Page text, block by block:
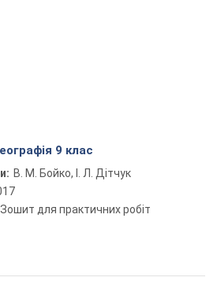
9 клас
В. М. Бойко, І. Л. Дітчук
Зошит для практичних робіт